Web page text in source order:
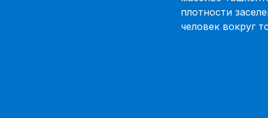
плотности
человек вокруг